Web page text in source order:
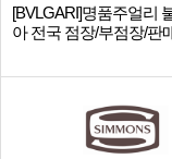
[BVLGARI]명품주얼리
아 전국 점장/부점장/판